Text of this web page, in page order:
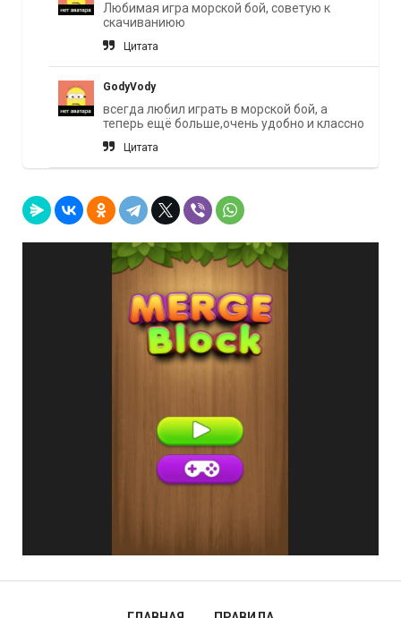
Любимая игра морской бой, советую к
скачиваниюю
Цитата
GodyVody
всегда любил играть в морской бой, а
теперь ещё больше,очень удобно и классно
Цитата